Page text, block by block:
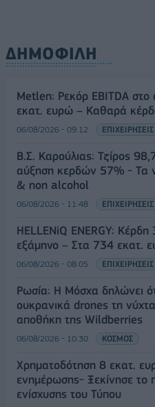
ΔΗΜΟΦΙΛΗ
Metlen: Ρεκόρ EBITDA
εκατ. ευρώ – Καθαρά
06/08/2026 - 09:12 ΕΠΙΧΕΙΡΗΣΕΙΣ
Β.Σ. Καρούλιας: Τζίρος
αύξηση κερδών 57% - Τα
& non alcohol
06/08/2026 - 11:48 ΕΠΙΧΕΙΡΗΣΕΙΣ
HELLENiQ ENERGY:
εξάμηνο – Στα 734 εκατ.
06/08/2026 - 08:05 ΕΠΙΧΕΙΡΗΣΕΙΣ
Ρωσία: Η Μόσχα δηλώνει
ουκρανικά drones τη
αποθήκη της Wildberries
06/08/2026 - 10:30 ΚΟΣΜΟΣ
Χρηματοδότηση 8 εκατ.
ενημέρωσης- Ξεκίνησε το
ενίσχυσης του Τύπου